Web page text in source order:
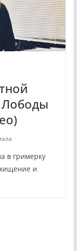
Лободы
в гримерку
и